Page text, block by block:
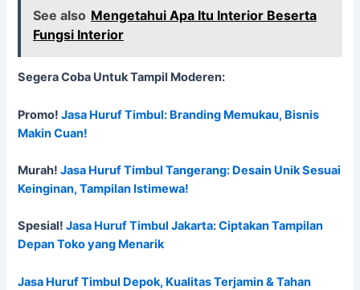
See also Mengetahui Apa Itu Interior Beserta
Fungsi Interior
Segera Coba Untuk Tampil Moderen:
Promo!Jasa Huruf Timbul: Branding Memukau, Bisnis
Makin Cuan!
Murah!Jasa Huruf Timbul Tangerang: Desain Unik Sesuai
Keinginan, Tampilan Istimewa!
Spesial!Jasa Huruf Timbul Jakarta: Ciptakan Tampilan
Depan Toko yang Menarik
Jasa Huruf Timbul Depok, Kualitas Terjamin & Tahan